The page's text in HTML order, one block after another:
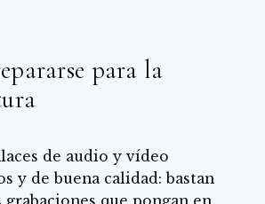
para la
de audio y vídeo
y de buena calidad: bastan